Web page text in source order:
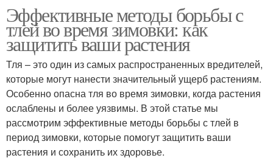
Эффективные методы борьбы с
тлей во время зимовки: как
защитить ваши растения
Тля – это один из самых распространенных вредителей,
которые могут нанести значительный ущерб растениям.
Особенно опасна тля во время зимовки, когда растения
ослаблены и более уязвимы. В этой статье мы
рассмотрим эффективные методы борьбы с тлей в
период зимовки, которые помогут защитить ваши
растения и сохранить их здоровье.